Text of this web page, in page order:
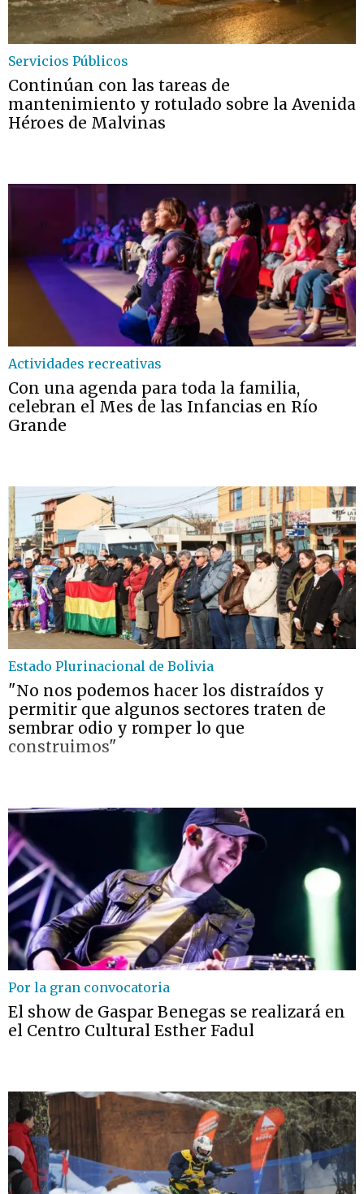
Servicios Públicos
Continúan con las tareas de
mantenimiento y rotulado sobre la Avenida
Héroes de Malvinas
Actividades recreativas
Con una agenda para toda la familia,
celebran el Mes de las Infancias en Río
Grande
Estado Plurinacional de Bolivia
"No nos podemos hacer los distraídos y
permitir que algunos sectores traten de
sembrar odio y romper lo que
construimos"
Por la gran convocatoria
El show de Gaspar Benegas se realizará en
el Centro Cultural Esther Fadul